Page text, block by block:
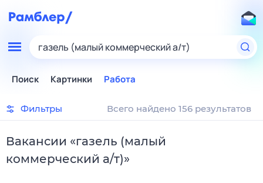
газель (малый коммерческий а/т)
Поиск Картинки Работа
Фильтры Всего найдено 156 результатов
Вакансии «газель (малый
коммерческий а/т)»